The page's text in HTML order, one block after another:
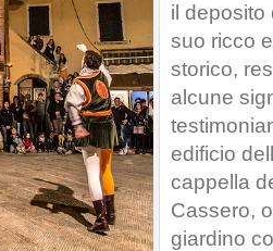
il deposito
suo ricco
storico,
alcune
edificio
cappella
Cassero,
giardino